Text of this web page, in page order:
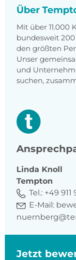
Über
Mit über 11.000
bundesweit
den größten
Unser
und
suchen,
Linda Knoll
Tempton
Tel.: +49 911
E-Mail:
Jetzt